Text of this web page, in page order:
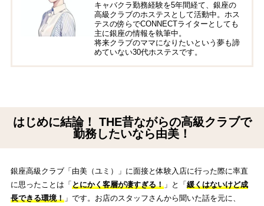
キャバクラ勤務経験を5年間経て、銀座の
高級クラブのホステスとして活動中。ホス
テスの傍らでCONNECTライターとしても
主に銀座の情報を執筆中。
将来クラブのママになりたいという夢も諦
めていない30代ホステスです。
はじめに結論！ THE昔ながらの高級クラブで
勤務したいなら由美！
銀座高級クラブ「由美（ユミ）」に面接と体験入店に行った際に率直
に思ったことは「 とにかく客層が凄すぎる！」と「 緩くはないけど成
長できる環境！」です。お店のスタッフさんから聞いた話を元に、